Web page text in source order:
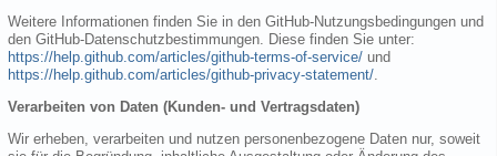
Weitere Informationen finden Sie in den GitHub-Nutzungsbedingungen und
den GitHub-Datenschutzbestimmungen. Diese finden Sie unter:
https://help.github.com/articles/github-terms-of-service/ und
https://help.github.com/articles/github-privacy-statement/.
Verarbeiten von Daten (Kunden- und Vertragsdaten)
Wir erheben, verarbeiten und nutzen personenbezogene Daten nur, soweit